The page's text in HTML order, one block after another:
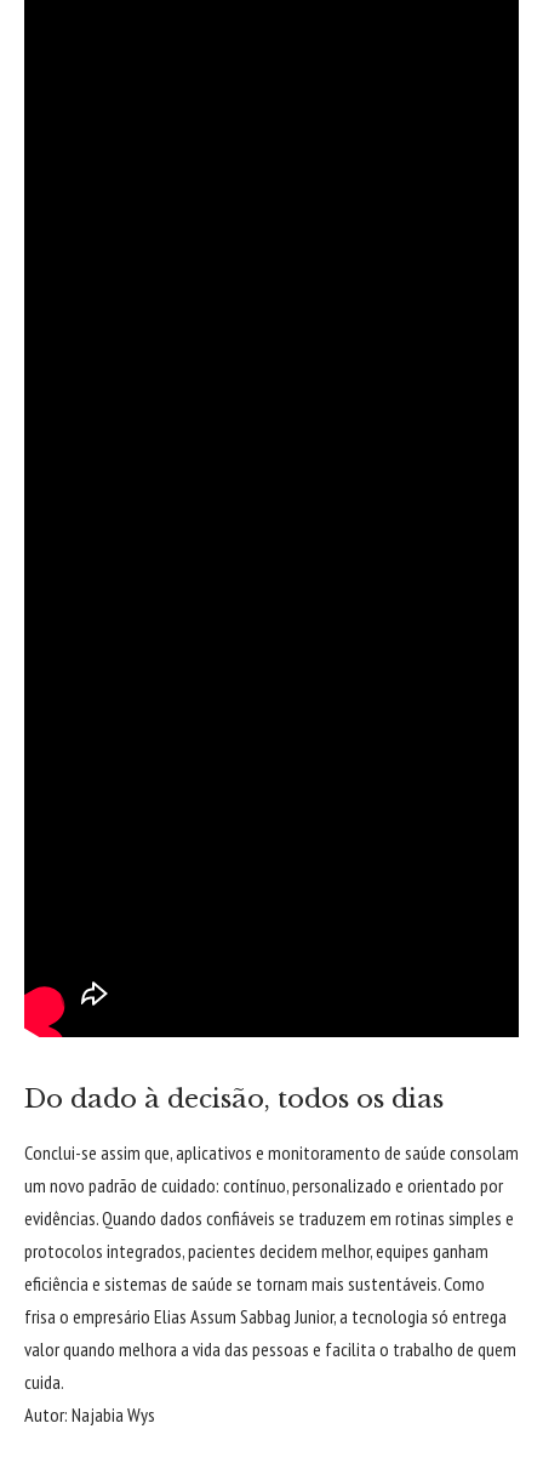
Do dado à decisão, todos os dias
Conclui-se assim que, aplicativos e monitoramento de saúde consolam
um novo padrão de cuidado: contínuo, personalizado e orientado por
evidências. Quando dados confiáveis se traduzem em rotinas simples e
protocolos integrados, pacientes decidem melhor, equipes ganham
eficiência e sistemas de saúde se tornam mais sustentáveis. Como
frisa o empresário Elias Assum Sabbag Junior, a tecnologia só entrega
valor quando melhora a vida das pessoas e facilita o trabalho de quem
cuida.
Autor: Najabia Wys